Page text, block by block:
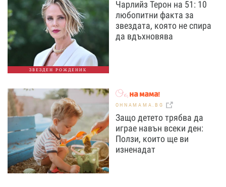
ЗВЕЗДЕН РОЖДЕНИК
Чарлийз Терон на 51: 10
любопитни факта за
звездата, която не спира
да вдъхновява
OHNAMAMA.BG
Защо детето трябва да
играе навън всеки ден:
Ползи, които ще ви
изненадат